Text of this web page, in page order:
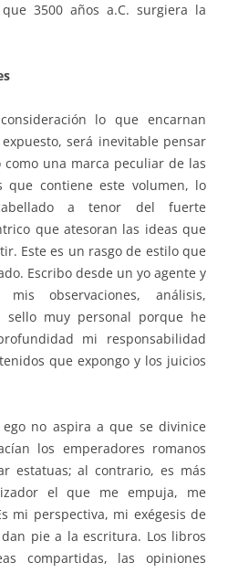
3500 años a.C. surgiera la
lo que encarnan
será inevitable pensar
una marca peculiar de las
que contiene este volumen, lo
a tenor del fuerte
que atesoran las ideas que
Este es un rasgo de estilo que
Escribo desde un yo agente y
observaciones, análisis,
sello muy personal porque he
mi responsabilidad
que expongo y los juicios
no aspira a que se divinice
los emperadores romanos
estatuas; al contrario, es más
el que me empuja, me
mi perspectiva, mi exégesis de
pie a la escritura. Los libros
compartidas, las opiniones